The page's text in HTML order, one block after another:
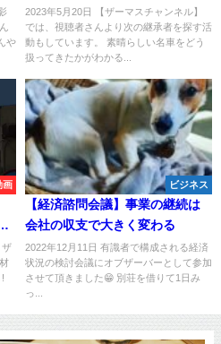
や
2023年5月20日 【ザーマスチャンネル】
では、視聴者さんより次の継承者を探す活
動もしています。 素晴らしい名車をどう
扱ってきたかがわかる...
画
ザ
ビジネス
【経済諮問会議】事業の継続は
会社の収支で大きく変わる
2022年12月11日 有識者で構成される経済
状況の検討会議にオブザーバーとして参加
させて頂きました😁 別荘を借りて1日み
っ...